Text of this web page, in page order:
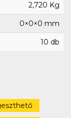
2,720 Kg
0×0×0 mm
10 db